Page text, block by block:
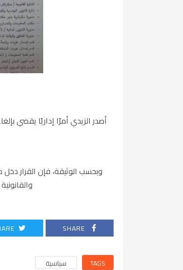
أصدر الزيدي أمرًا إداريًا يقضي
وبحسب الوثيقة، فإن القرار دخل
SHARE
TAGS سياسية